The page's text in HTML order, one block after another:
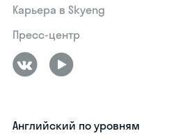
Карьера в Skyeng
Пресс-центр
Английский по уровням